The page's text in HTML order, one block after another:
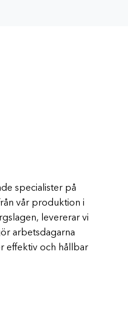
specialister på
vår produktion i
levererar vi
arbetsdagarna
effektiv och hållbar